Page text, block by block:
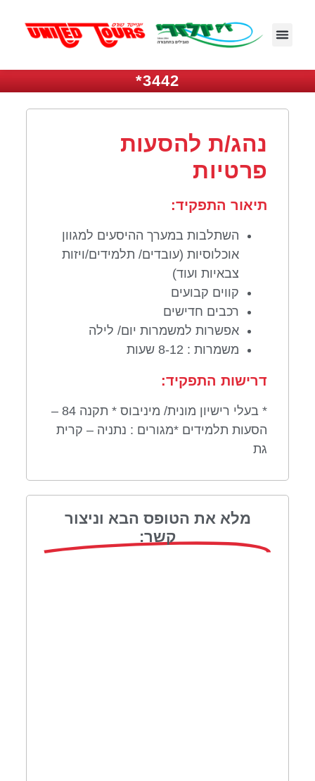
3442*
נהג/ת להסעות
פרטיות
תיאור התפקיד:
השתלבות במערך ההיסעים למגוון
אוכלוסיות (עובדים/ תלמידים/ויזות
צבאיות ועוד)
קווים קבועים
רכבים חדישים
אפשרות למשמרות יום/ לילה
משמרות : 8-12 שעות
דרישות התפקיד:
* בעלי רישיון מונית/ מיניבוס * תקנה 84 –
הסעות תלמידים *מגורים : נתניה – קרית
גת
מלא את הטופס הבא וניצור
קשר: